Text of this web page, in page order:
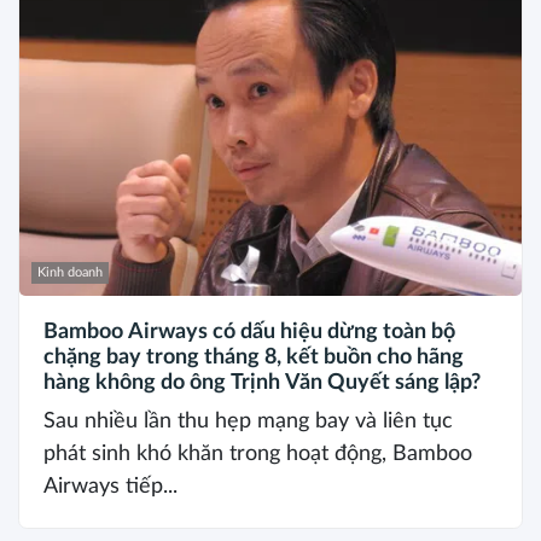
Kinh doanh
Bamboo Airways có dấu hiệu dừng toàn bộ
chặng bay trong tháng 8, kết buồn cho hãng
hàng không do ông Trịnh Văn Quyết sáng lập?
Sau nhiều lần thu hẹp mạng bay và liên tục
phát sinh khó khăn trong hoạt động, Bamboo
Airways tiếp...